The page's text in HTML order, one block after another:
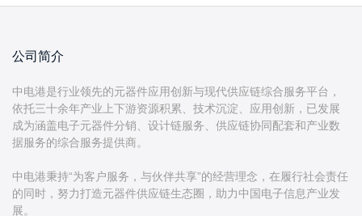
公司简介
中电港是行业领先的元器件应用创新与现代供应链综合服务平台，
依托三十余年产业上下游资源积累、技术沉淀、应用创新，已发展
成为涵盖电子元器件分销、设计链服务、供应链协同配套和产业数
据服务的综合服务提供商。
中电港秉持“为客户服务，与伙伴共享”的经营理念，在履行社会责任
的同时，努力打造元器件供应链生态圈，助力中国电子信息产业发